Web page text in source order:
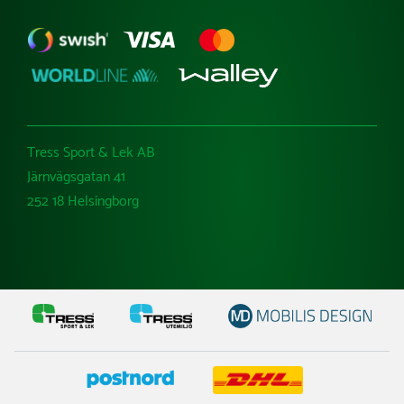
Tress Sport & Lek AB
Järnvägsgatan 41
252 18 Helsingborg